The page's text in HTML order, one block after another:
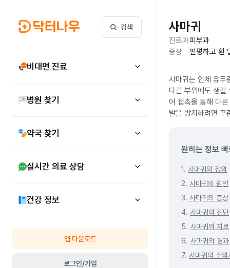
검색
비대면 진료
병원 찾기
약국 찾기
실시간 의료 상담
건강 정보
앱 다운로드
로그인/가입
사마귀
진료과피부과
증상
편평하고 흰
사마귀는 인체 유두
다른 부위에도 생길
어 접촉을 통해 다
발을 방지하려면 꾸
원하는 정보
1. 사마귀의 정의
2. 사마귀의 원인
3. 사마귀의 증상
4. 사마귀의 진단
5. 사마귀의 치료
6. 사마귀의 경과
7. 사마귀의 주의